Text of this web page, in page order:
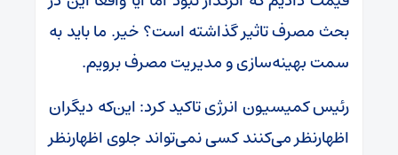
بحث مصرف تاثیر گذاشته است؟ خیر. ما باید به
سمت بهینه‌سازی و مدیریت مصرف برویم.
رئیس کمیسیون انرژی تاکید کرد: این‌که دیگران
اظهارنظر می‌کنند کسی نمی‌تواند جلوی اظهارنظر